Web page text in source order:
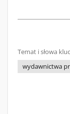
Temat i słowa
wydawnictwa